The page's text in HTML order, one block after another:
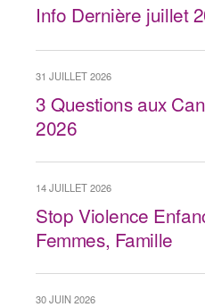
Info Dernière juillet
31 JUILLET 2026
3 Questions aux
2026
14 JUILLET 2026
Stop Violence
Femmes, Famille
30 JUIN 2026